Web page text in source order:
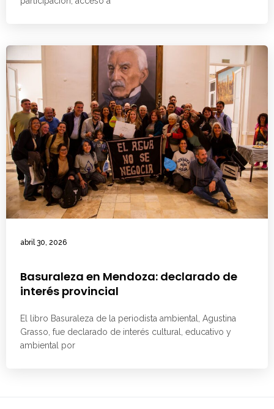
abril 30, 2026
Basuraleza en Mendoza: declarado de
interés provincial
El libro Basuraleza de la periodista ambiental, Agustina
Grasso, fue declarado de interés cultural, educativo y
ambiental por